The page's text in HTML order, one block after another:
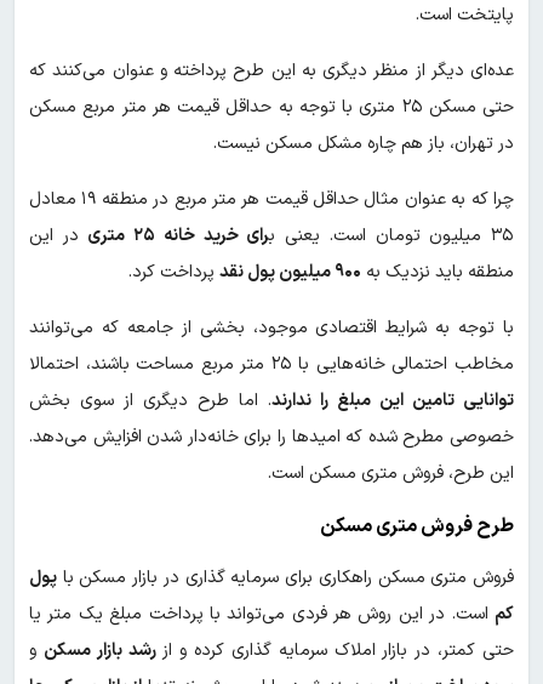
پایتخت است.
عده‌ای دیگر از منظر دیگری به این طرح پرداخته و عنوان می‌کنند که
حتی مسکن ۲۵ متری با توجه به حداقل قیمت هر متر مربع مسکن
در تهران، باز هم چاره مشکل مسکن نیست.
چرا که به عنوان مثال حداقل قیمت هر متر مربع در منطقه ۱۹ معادل
۳۵ میلیون تومان است. یعنی ب
رای خرید خانه ۲۵ متری
در این
منطقه باید نزدیک به ۹۰۰ میلیون پول نقد پرداخت کرد.
با توجه به شرایط اقتصادی موجود، بخشی از جامعه که می‌توانند
مخاطب احتمالی خانه‌هایی با ۲۵ متر مربع مساحت باشند، احتمالا
توانایی تامین این مبلغ را ندارند. اما طرح دیگری از سوی بخش
خصوصی مطرح شده که امیدها را برای خانه‌دار شدن افزایش می‌دهد.
این طرح، فروش متری مسکن است.
طرح فروش متری مسکن
فروش متری مسکن راهکاری برای سرمایه گذاری در بازار مسکن با پول
کم است. در این روش هر فردی می‌تواند با پرداخت مبلغ یک متر یا
حتی کمتر، در بازار املاک سرمایه گذاری کرده و ازرشد بازار مسکن و